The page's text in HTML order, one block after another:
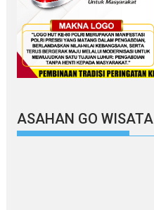
ASAHAN GO WISATA